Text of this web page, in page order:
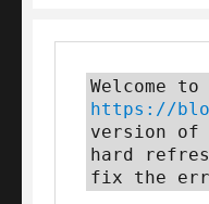
https://
version
hard
fix the